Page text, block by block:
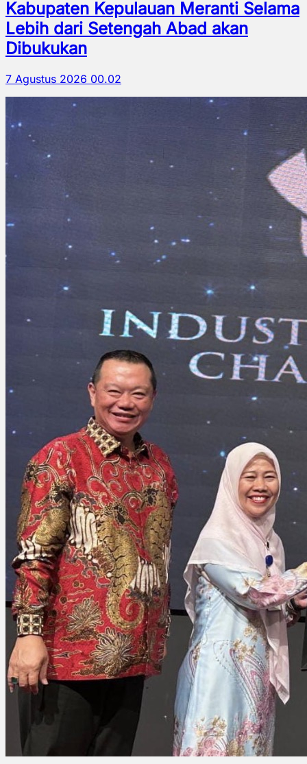
Kabupaten Kepulauan Meranti Selama
Lebih dari Setengah Abad akan
Dibukukan
7 Agustus 2026 00.02